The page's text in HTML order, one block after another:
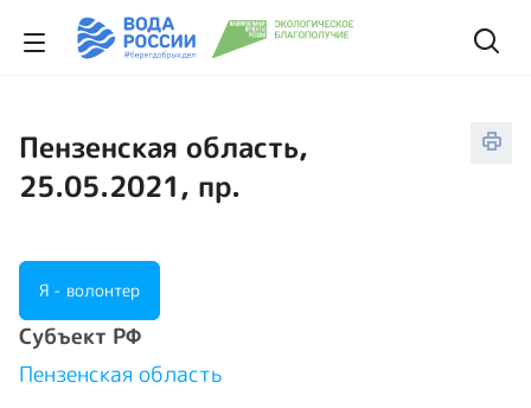
Пензенская область,
25.05.2021, пр.
Я - волонтер
Cубъект РФ
Пензенская область